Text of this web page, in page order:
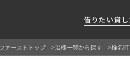
借りたい貸
ァーストトップ 沿線一覧から探す 椎名町